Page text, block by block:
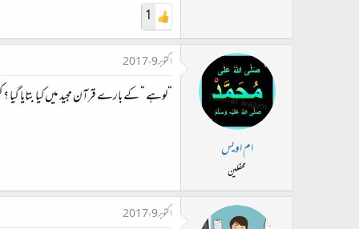
1
ام اویس
محفلین
اکتوبر 9، 2017
“لوہے “ کے بارے قرآن مجید میں کیا بتایا
اکتوبر 9، 2017